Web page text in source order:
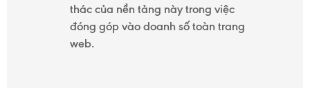
thác của nền tảng này trong việc
đóng góp vào doanh số toàn trang
web.